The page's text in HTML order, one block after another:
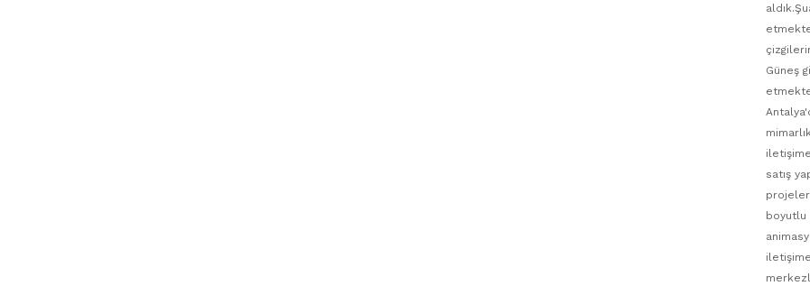
Güneş
satış
boyutlu